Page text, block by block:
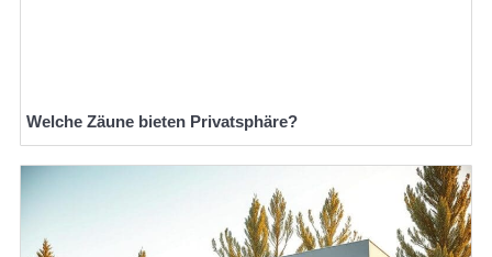
Welche Zäune bieten Privatsphäre?